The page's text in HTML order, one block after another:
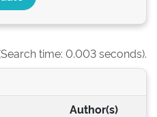
time: 0.003 seconds).
Author(s)